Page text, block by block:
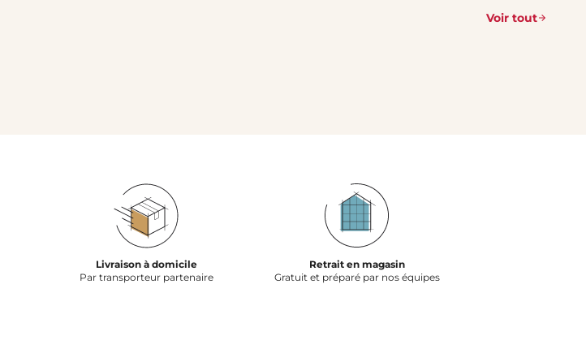
Voir tout
Livraison à domicile
Par transporteur partenaire
Retrait en magasin
Gratuit et préparé par nos équipes